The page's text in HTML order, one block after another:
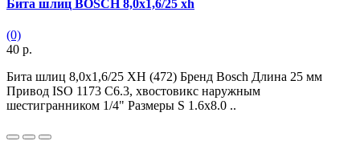
Бита шлиц BOSCH 8,0х1,6/25 xh
(0)
40 р.
Бита шлиц 8,0х1,6/25 XH (472) Бренд Bosch Длина 25 мм
Привод ISO 1173 C6.3, хвостовикс наружным
шестигранником 1/4" Размеры S 1.6x8.0 ..